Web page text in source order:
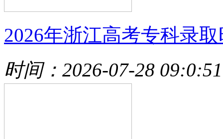
2026年浙江高考专科录
时间：2026-07-28 09:0:51